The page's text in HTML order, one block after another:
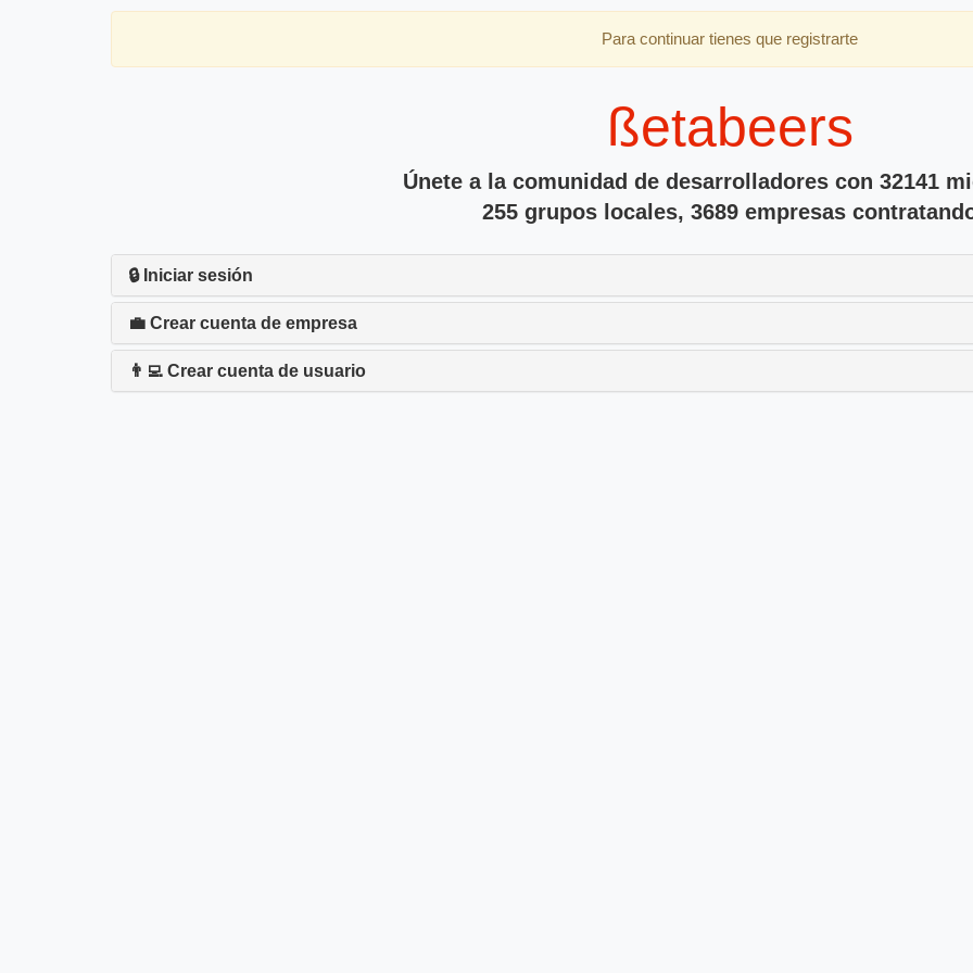
Para continuar tienes que registrarte
ßetabeers
Únete a la comunidad de desarrolladores con 32141
255 grupos locales, 3689 empresas
🔒 Iniciar sesión
💼 Crear cuenta de empresa
👨‍💻 Crear cuenta de usuario